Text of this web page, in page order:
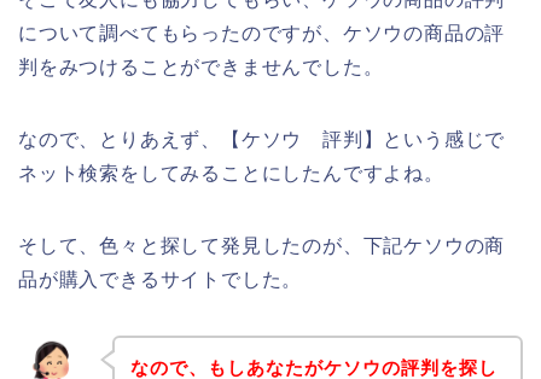
について調べてもらったのですが、ケソウの商品の評
判をみつけることができませんでした。
なので、とりあえず、【ケソウ 評判】という感じで
ネット検索をしてみることにしたんですよね。
そして、色々と探して発見したのが、下記ケソウの商
品が購入できるサイトでした。
なので、もしあなたがケソウの評判を探し